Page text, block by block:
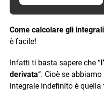
Come calcolare gli
è facile!
Infatti ti basta sapere che “
derivata“. Cioè se
integrale indefinito è quella